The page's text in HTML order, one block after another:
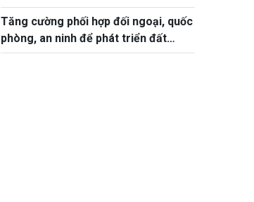
Long 2026
Tăng cường phối hợp đối ngoại, quốc
phòng, an ninh để phát triển đất
nước